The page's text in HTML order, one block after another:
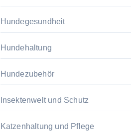
Hundegesundheit
Hundehaltung
Hundezubehör
Insektenwelt und Schutz
Katzenhaltung und Pflege